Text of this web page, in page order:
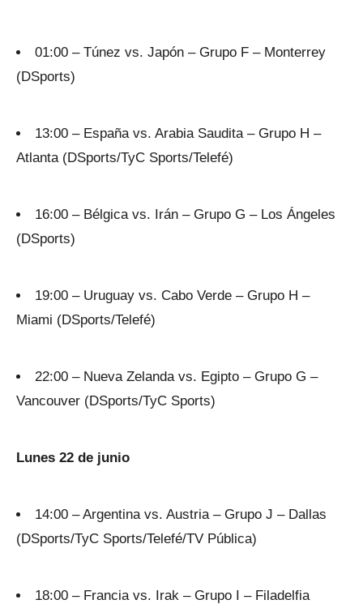
01:00 – Túnez vs. Japón – Grupo F – Monterrey
(DSports)
13:00 – España vs. Arabia Saudita – Grupo H –
Atlanta (DSports/TyC Sports/Telefé)
16:00 – Bélgica vs. Irán – Grupo G – Los Ángeles
(DSports)
19:00 – Uruguay vs. Cabo Verde – Grupo H –
Miami (DSports/Telefé)
22:00 – Nueva Zelanda vs. Egipto – Grupo G –
Vancouver (DSports/TyC Sports)
Lunes 22 de junio
14:00 – Argentina vs. Austria – Grupo J – Dallas
(DSports/TyC Sports/Telefé/TV Pública)
18:00 – Francia vs. Irak – Grupo I – Filadelfia